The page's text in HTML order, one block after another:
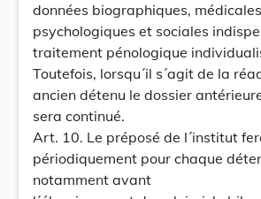
données biographiques,
psychologiques et sociales
traitement pénologique
Toutefois, lorsqu´il s´agit de la
ancien détenu le dossier
sera continué.
Art. 10. Le préposé de l´institut
périodiquement pour chaque
notamment avant